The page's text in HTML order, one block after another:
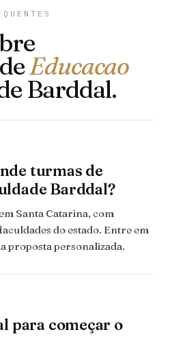
Educacao
Barddal.
turmas de
Barddal?
Santa Catarina, com
do estado. Entre em
proposta personalizada.
para começar o